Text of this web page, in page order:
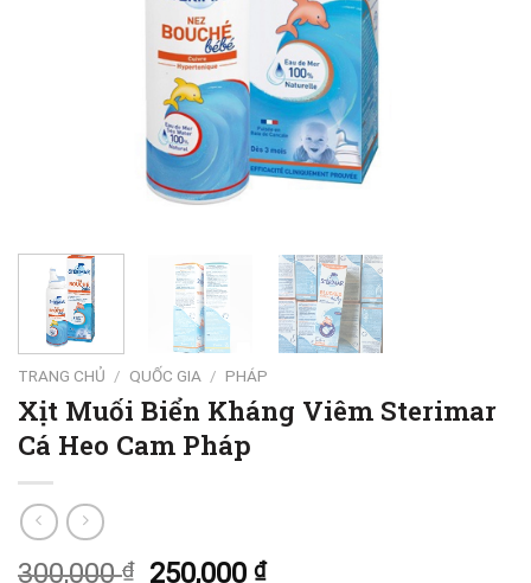
TRANG CHỦ / QUỐC GIA / PHÁP
Xịt Muối Biển Kháng Viêm Sterimar
Cá Heo Cam Pháp
300,000₫ 250,000₫